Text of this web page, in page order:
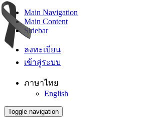
Main Navigation
Main Content
Sidebar
ลงทะเบียน
เข้าสู่ระบบ
ภาษาไทย
English
Toggle navigation